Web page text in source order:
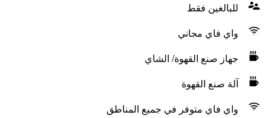
للبالغين فقط
واي فاي مجاني
جهاز صنع القهوة/ الشاي
آلة صنع القهوة
واي فاي متوفر في جميع المناطق